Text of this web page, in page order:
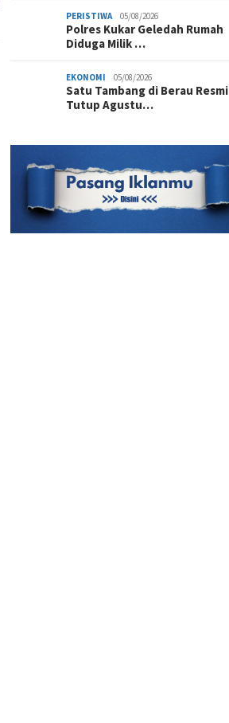
PERISTIWA 05/08/2026
Polres Kukar Geledah Rumah
Diduga Milik …
EKONOMI 05/08/2026
Satu Tambang di Berau Resmi
Tutup Agustu…